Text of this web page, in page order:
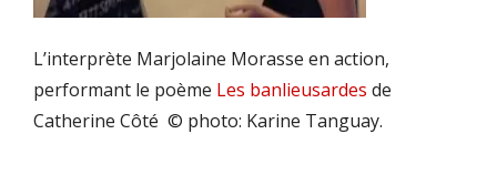
L’interprète Marjolaine Morasse en action,
performant le poème Les banlieusardes de
Catherine Côté © photo: Karine Tanguay.